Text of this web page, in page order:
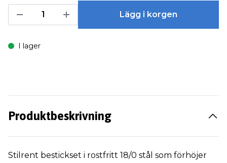
Lägg i korgen
I lager
Produktbeskrivning
Stilrent bestickset i rostfritt 18/0 stål som förhöjer